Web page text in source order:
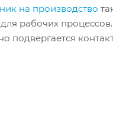
на производство
рабочих
подвергается